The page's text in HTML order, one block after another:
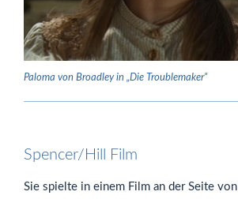
Paloma von Broadley in „Die Troublemaker“
Spencer/Hill Film
Sie spielte in einem Film an der Seite von